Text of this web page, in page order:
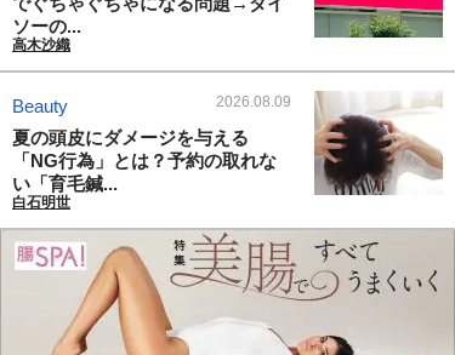
ソーの...
高木沙織
Beauty 2026.08.09
夏の頭皮にダメージを与える
「NG行為」とは？予約の取れな
い「育毛鍼...
白石明世